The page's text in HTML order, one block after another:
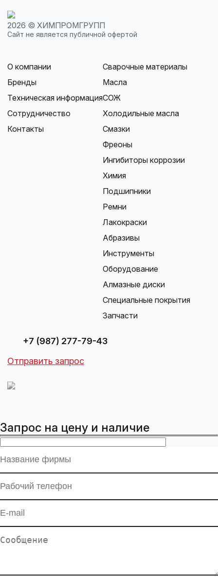
2026 © ХИМПРОМГРУПП
Сайт не является публичной офертой
О компании
Бренды
Техническая информация
Сотрудничество
Контакты
Сварочные материалы
Масла
СОЖ
Холодильные масла
Смазки
Фреоны
Ингибиторы коррозии
Химия
Подшипники
Ремни
Лакокраски
Абразивы
Инструменты
Оборудование
Алмазные диски
Специальные покрытия
Запчасти
+7 (987) 277-79-43
Отправить запрос
Запрос на цену и наличие